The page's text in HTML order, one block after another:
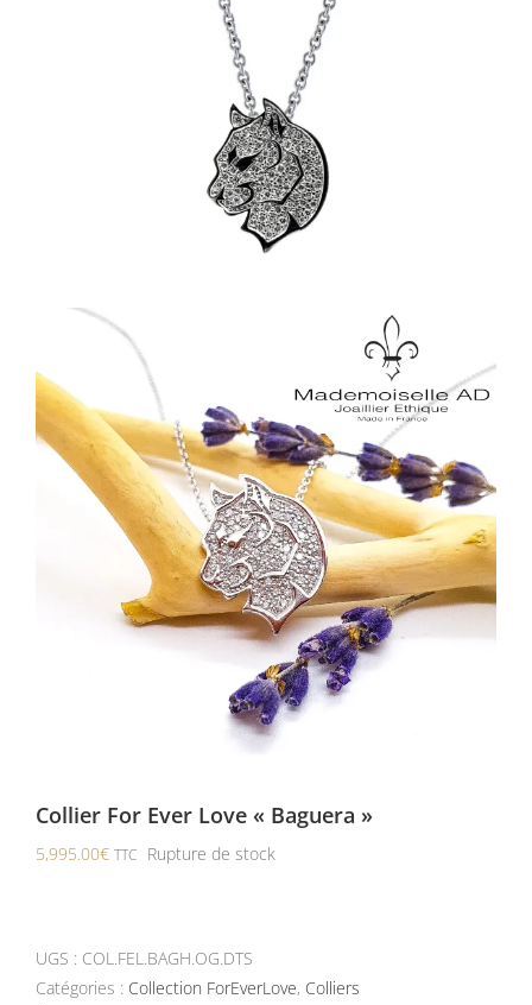
Collier For Ever Love « Baguera »
5,995.00€ TTC Rupture de stock
UGS : COL.FEL.BAGH.OG.DTS
Catégories : Collection ForEverLove, Colliers